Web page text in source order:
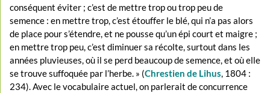
conséquent éviter ; c’est de mettre trop ou trop peu de
semence : en mettre trop, c’est étouffer le blé, qui n’a pas alors
de place pour s’étendre, et ne pousse qu’un épi court et maigre ;
en mettre trop peu, c’est diminuer sa récolte, surtout dans les
années pluvieuses, où il se perd beaucoup de semence, et où elle
se trouve suffoquée par l’herbe. » (Chrestien de Lihus , 1804 :
234). Avec le vocabulaire actuel, on parlerait de concurrence